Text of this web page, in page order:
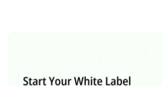
选择白标 VPN 提供商